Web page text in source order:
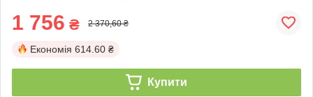
1 756 ₴ 2 370,60 ₴
Економія 614.60 ₴
Купити